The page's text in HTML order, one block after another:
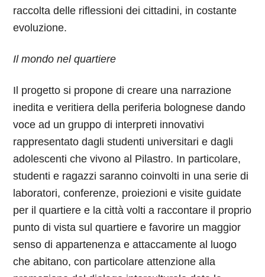
raccolta delle riflessioni dei cittadini, in costante
evoluzione.
Il mondo nel quartiere
Il progetto si propone di creare una narrazione
inedita e veritiera della periferia bolognese dando
voce ad un gruppo di interpreti innovativi
rappresentato dagli studenti universitari e dagli
adolescenti che vivono al Pilastro. In particolare,
studenti e ragazzi saranno coinvolti in una serie di
laboratori, conferenze, proiezioni e visite guidate
per il quartiere e la città volti a raccontare il proprio
punto di vista sul quartiere e favorire un maggior
senso di appartenenza e attaccamente al luogo
che abitano, con particolare attenzione alla